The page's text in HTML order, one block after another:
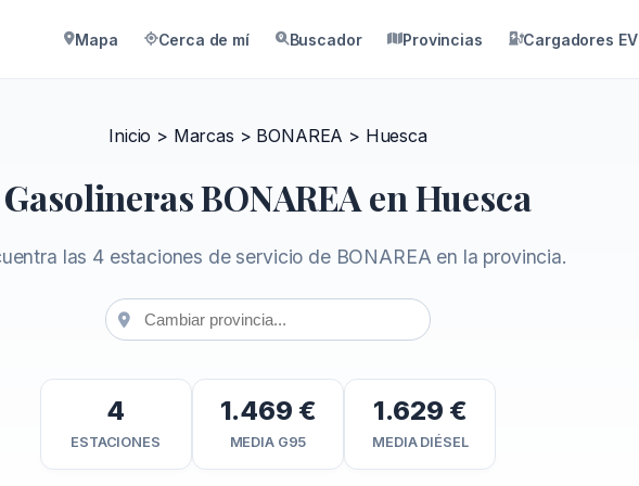
Mapa Cerca de mí Buscador Provincias Cargadores EV
Inicio > Marcas > BONAREA > Huesca
Gasolineras BONAREA en Huesca
las 4 estaciones de servicio de BONAREA en la provincia.
4
ESTACIONES
1.469 €
MEDIA G95
1.629 €
MEDIA DIÉSEL